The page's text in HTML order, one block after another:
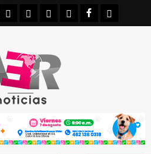
INICIOIRAPUATO
ESTATALES
NACIONALES
FACEBOOK